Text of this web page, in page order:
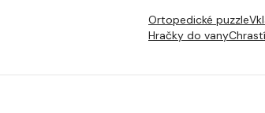
Ortopedické puzzle
Hračky do vany